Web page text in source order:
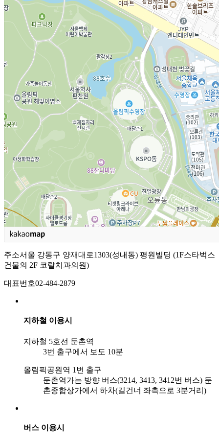
주소서울 강동구 양재대로1303(성내동) 평원빌딩 (1F스타벅스
건물의 2F 코랄치과의원)
대표번호02-484-2879
지하철 이용시
지하철 5호선 둔촌역
3번 출구에서 보도 10분
올림픽공원역 1번 출구
둔촌역가는 방향 버스(3214, 3413, 3412번 버스) 둔
촌종합상가에서 하차(길건너 좌측으로 3분거리)
버스 이용시